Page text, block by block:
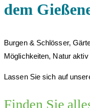
dem
Burgen & Schlösser,
Möglichkeiten, Natur
Lassen Sie sich auf
Finden Sie